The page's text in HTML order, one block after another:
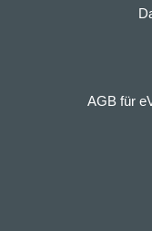
AGB für